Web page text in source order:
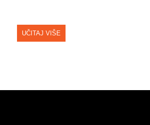
UČITAJ VIŠE